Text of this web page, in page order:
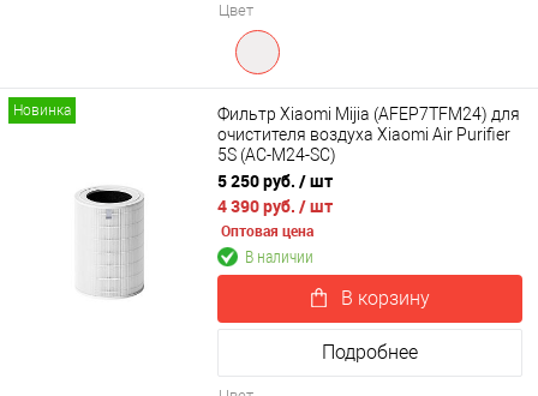
Цвет
Новинка
Фильтр Xiaomi Mijia (AFEP7TFM24) для
очистителя воздуха Xiaomi Air Purifier
5S (AC-M24-SC)
5 250 руб. / шт
4 390 руб. / шт
Оптовая цена
В наличии
В корзину
Подробнее